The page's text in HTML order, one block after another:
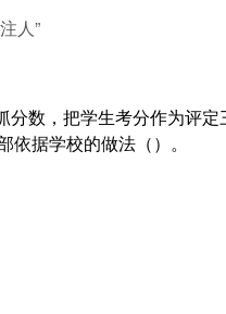
人”
分数，把学生考分作为评
据学校的做法（）。